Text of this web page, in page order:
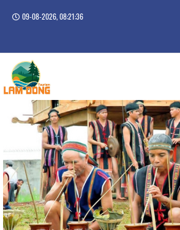
09-08-2026, 08:21:37